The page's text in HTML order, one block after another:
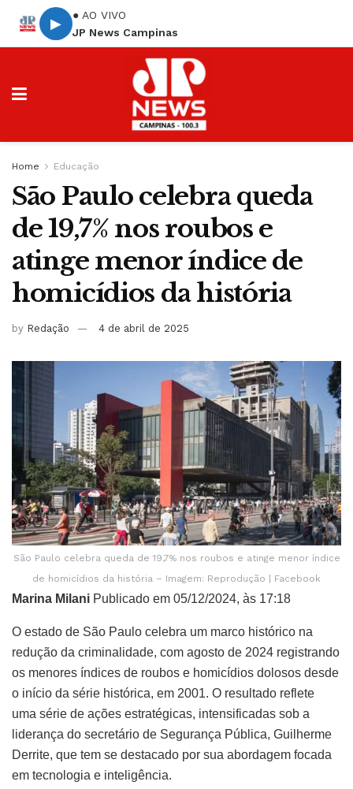
▶
● AO VIVO
JP News Campinas
Home Educação
São Paulo celebra queda
de 19,7% nos roubos e
atinge menor índice de
homicídios da história
by Redação 4 de abril de 2025
São Paulo celebra queda de 19,7% nos roubos e atinge menor índice
de homicídios da história – Imagem: Reprodução | Facebook
Marina Milani Publicado em 05/12/2024, às 17:18
O estado de São Paulo celebra um marco histórico na
redução da criminalidade, com agosto de 2024 registrando
os menores índices de roubos e homicídios dolosos desde
o início da série histórica, em 2001. O resultado reflete
uma série de ações estratégicas, intensificadas sob a
liderança do secretário de Segurança Pública, Guilherme
Derrite, que tem se destacado por sua abordagem focada
em tecnologia e inteligência.